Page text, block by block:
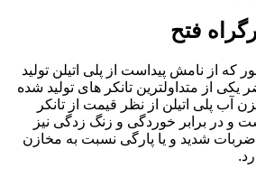
فتح
که از نامش پیداست از پلی اتیلن تولید
از متداولترین تانکر های تولید شده
آب پلی اتیلن از نظر قیمت از تانکر
و در برابر خوردگی و زنگ زدگی نیز
ضربات شدید و یا پارگی نسبت به مخازن